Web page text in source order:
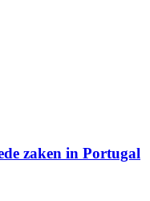
zaken in Portugal